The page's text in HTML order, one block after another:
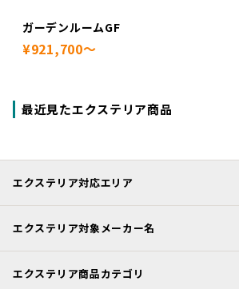
ガーデンルームGF
¥921,700～
最近見たエクステリア商品
エクステリア対応エリア
エクステリア対象メーカー名
エクステリア商品カテゴリ